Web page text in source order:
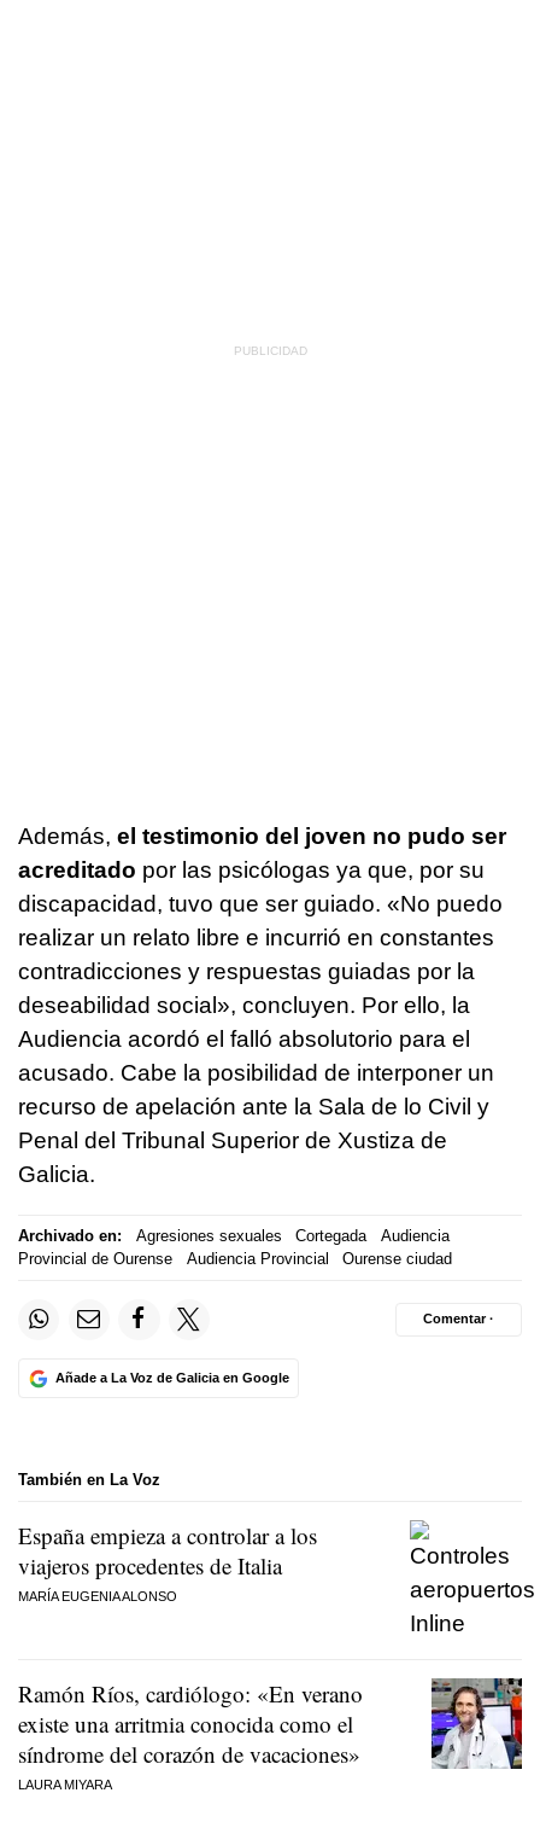
Además, el testimonio del joven no pudo ser
acreditado por las psicólogas ya que, por su
discapacidad, tuvo que ser guiado. «No puedo
realizar un relato libre e incurrió en constantes
contradicciones y respuestas guiadas por la
deseabilidad social», concluyen. Por ello, la
Audiencia acordó el falló absolutorio para el
acusado. Cabe la posibilidad de interponer un
recurso de apelación ante la Sala de lo Civil y
Penal del Tribunal Superior de Xustiza de
Galicia.
Archivado en: Agresiones sexuales Cortegada
Audiencia
Provincial de Ourense
Audiencia Provincial Ourense ciudad
Añade a La Voz de Galicia en Google
Comentar ·
También en La Voz
España empieza a controlar a los
viajeros procedentes de Italia
MARÍA EUGENIA ALONSO
Ramón Ríos, cardiólogo: «En verano
existe una arritmia conocida como el
síndrome del corazón de vacaciones»
LAURA MIYARA